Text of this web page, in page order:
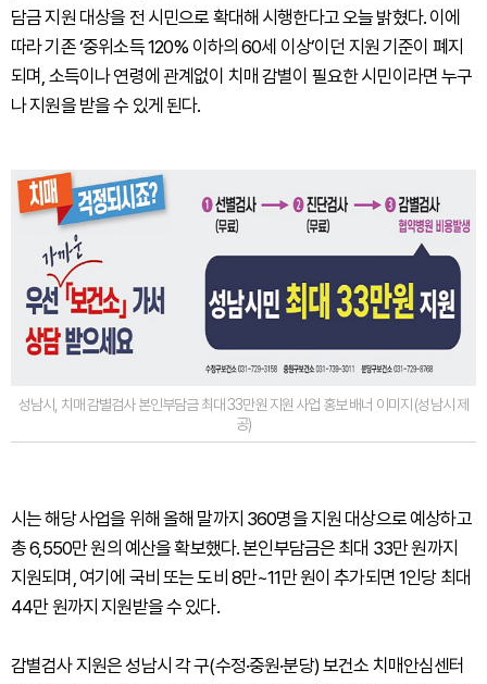
담금 지원 대상을 전 시민으로 확대해 시행한다고 오늘 밝혔다. 이에
따라 기존 ‘중위소득 120% 이하의 60세 이상’이던 지원 기준이 폐지
되며, 소득이나 연령에 관계없이 치매 감별이 필요한 시민이라면 누구
나 지원을 받을 수 있게 된다.
성남시, 치매 감별검사 본인부담금 최대 33만원 지원 사업 홍보 배너 이미지 (성남시 제
공)
시는 해당 사업을 위해 올해 말까지 360명을 지원 대상으로 예상하고
총 6,550만 원의 예산을 확보했다. 본인부담금은 최대 33만 원까지
지원되며, 여기에 국비 또는 도비 8만~11만 원이 추가되면 1인당 최대
44만 원까지 지원받을 수 있다.
감별검사 지원은 성남시 각 구(수정·중원·분당) 보건소 치매안심센터